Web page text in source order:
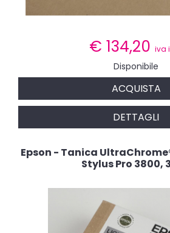
€ 134,20 iva
Disponibile
ACQUISTA
DETTAGLI
Epson - Tanica
Stylus Pro 3800,